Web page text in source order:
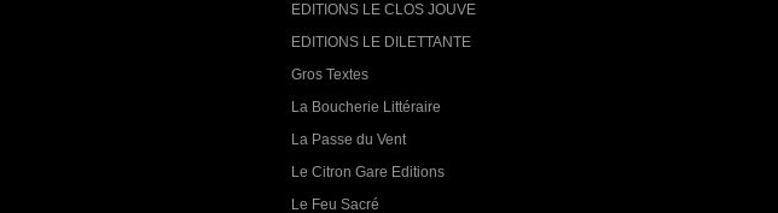
EDITIONS LE CLOS JOUVE
EDITIONS LE DILETTANTE
Gros Textes
La Boucherie Littéraire
La Passe du Vent
Le Citron Gare Editions
Le Feu Sacré